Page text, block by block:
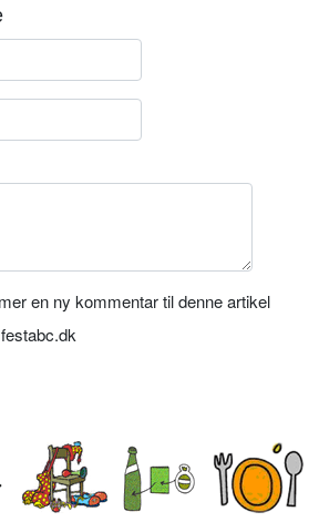
en ny kommentar til denne artikel